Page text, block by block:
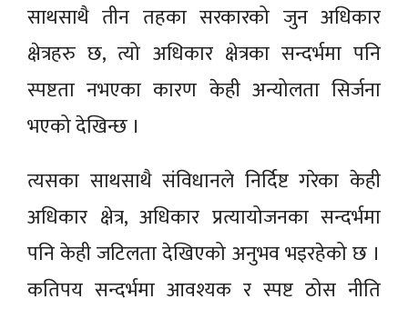
साथसाथै तीन तहका सरकारको जुन अधिकार
क्षेत्रहरु छ, त्यो अधिकार क्षेत्रका सन्दर्भमा पनि
स्पष्टता नभएका कारण केही अन्योलता सिर्जना
भएको देखिन्छ ।
त्यसका साथसाथै संविधानले निर्दिष्ट गरेका केही
अधिकार क्षेत्र, अधिकार प्रत्यायोजनका सन्दर्भमा
पनि केही जटिलता देखिएको अनुभव भइरहेको छ ।
कतिपय सन्दर्भमा आवश्यक र स्पष्ट ठोस नीति